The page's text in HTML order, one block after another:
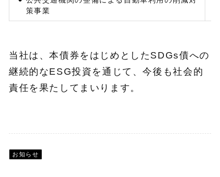
策事業
当社は、本債券をはじめとしたSDGs債への
継続的なESG投資を通じて、今後も社会的
責任を果たしてまいります。
お知らせ